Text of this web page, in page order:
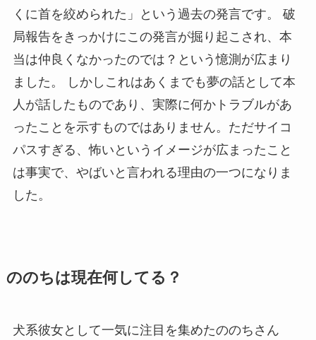
くに首を絞められた」という過去の発言です。 破
局報告をきっかけにこの発言が掘り起こされ、本
当は仲良くなかったのでは？という憶測が広まり
ました。 しかしこれはあくまでも夢の話として本
人が話したものであり、実際に何かトラブルがあ
ったことを示すものではありません。ただサイコ
パスすぎる、怖いというイメージが広まったこと
は事実で、やばいと言われる理由の一つになりま
した。
ののちは現在何してる？
犬系彼女として一気に注目を集めたののちさん